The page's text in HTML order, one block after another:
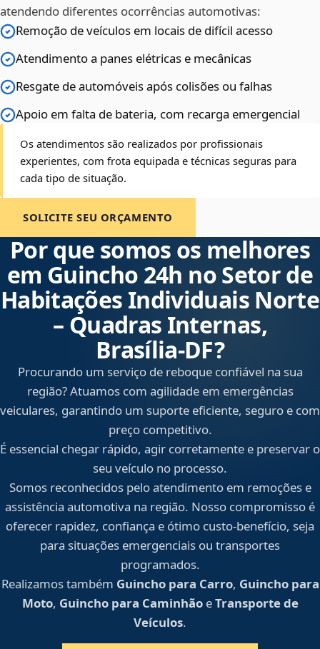
atendendo diferentes ocorrências automotivas:
Remoção de veículos em locais de difícil acesso
Atendimento a panes elétricas e mecânicas
Resgate de automóveis após colisões ou falhas
Apoio em falta de bateria, com recarga emergencial
Os atendimentos são realizados por profissionais
experientes, com frota equipada e técnicas seguras para
cada tipo de situação.
SOLICITE SEU ORÇAMENTO
Por que somos os melhores
em Guincho 24h no Setor de
Habitações Individuais Norte
– Quadras Internas,
Brasília‑DF?
Procurando um serviço de reboque confiável na sua
região? Atuamos com agilidade em emergências
veiculares, garantindo um suporte eficiente, seguro e com
preço competitivo.
É essencial chegar rápido, agir corretamente e preservar o
seu veículo no processo.
Somos reconhecidos pelo atendimento em remoções e
assistência automotiva na região. Nosso compromisso é
oferecer rapidez, confiança e ótimo custo-benefício, seja
para situações emergenciais ou transportes
programados.
Realizamos também Guincho para Carro, Guincho para
Moto, Guincho para CaminhãoeTransporte de
Veículos.